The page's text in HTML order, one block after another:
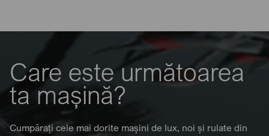
Care este următoarea
ta mașină?
Cumpărați cele mai dorite mașini de lux, noi și rulate din